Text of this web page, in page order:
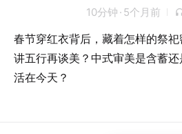
10分钟 · 5个月前
春节穿红衣背后，藏着怎样的祭
讲五行再谈美？中式审美是含蓄
活在今天？